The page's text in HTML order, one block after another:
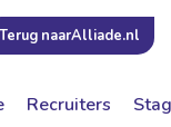
Terug naarAlliade.nl
Recruiters